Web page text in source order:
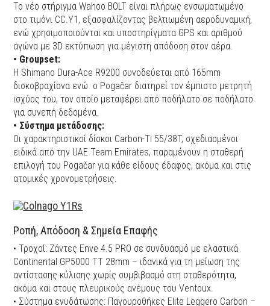
Το νέο στήριγμα Wahoo BOLT είναι πλήρως ενσωματωμένο
στο τιμόνι CC.Y1, εξασφαλίζοντας βελτιωμένη αεροδυναμική,
ενώ χρησιμοποιούνται και υποστηρίγματα GPS και αριθμού
αγώνα με 3D εκτύπωση για μέγιστη απόδοση στον αέρα.
• Groupset:
Η Shimano Dura-Ace R9200 συνοδεύεται από 165mm
δισκοβραχίονα ενώ ο Pogačar διατηρεί τον έμπιστο μετρητή
ισχύος του, τον οποίο μεταφέρει από ποδήλατο σε ποδήλατο
για συνεπή δεδομένα.
• Σύστημα μετάδοσης:
Οι χαρακτηριστικοί δίσκοι Carbon-Ti 55/38T, σχεδιασμένοι
ειδικά από την UAE Team Emirates, παραμένουν η σταθερή
επιλογή του Pogačar για κάθε είδους έδαφος, ακόμα και στις
ατομικές χρονομετρήσεις.
Ροπή, Απόδοση & Σημεία Επαφής
• Τροχοί: Ζάντες Enve 4.5 PRO σε συνδυασμό με ελαστικά
Continental GP5000 TT 28mm – ιδανικά για τη μείωση της
αντίστασης κύλισης χωρίς συμβιβασμό στη σταθερότητα,
ακόμα και στους πλευρικούς ανέμους του Ventoux.
• Σύστημα ενυδάτωσης: Παγουροθήκες Elite Leggero Carbon –